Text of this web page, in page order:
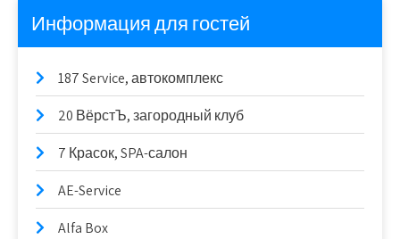
Информация для гостей
187 Service, автокомплекс
20 ВёрстЪ, загородный клуб
7 Красок, SPA-салон
AE-Service
Alfa Box